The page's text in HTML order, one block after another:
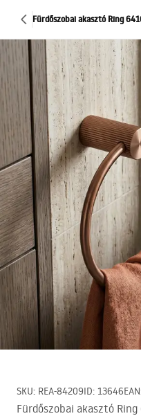
Fürdőszobai akasztó Ring
SKU: REA-84209ID: 13646EAN
Fürdőszobai akasztó